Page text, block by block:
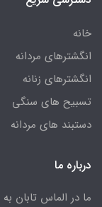
خانه
انگشترهای مردانه
انگشترهای زنانه
تسبیح های سنگی
دستبند های مردانه
درباره ما
ما در الماس تابان